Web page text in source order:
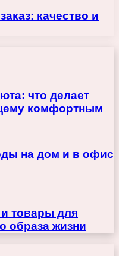
качество и
что делает
комфортным
на дом и в офис
товары для
образа жизни